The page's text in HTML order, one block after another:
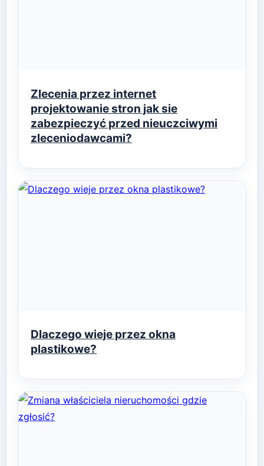
Zlecenia przez internet
projektowanie stron jak sie
zabezpieczyć przed nieuczciwymi
zleceniodawcami?
Dlaczego wieje przez okna
plastikowe?